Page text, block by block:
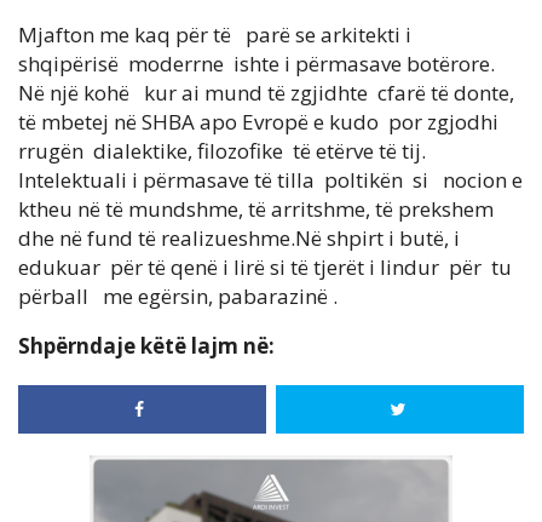
Mjafton me kaq për të parë se arkitekti i
shqipërisë moderrne ishte i përmasave botërore.
Në një kohë kur ai mund të zgjidhte cfarë të donte,
të mbetej në SHBA apo Evropë e kudo por zgjodhi
rrugën dialektike, filozofike të etërve të tij.
Intelektuali i përmasave të tilla poltikën si nocion e
ktheu në të mundshme, të arritshme, të prekshem
dhe në fund të realizueshme.Në shpirt i butë, i
edukuar për të qenë i lirë si të tjerët i lindur për tu
përball me egërsin, pabarazinë .
Shpërndaje këtë lajm në: